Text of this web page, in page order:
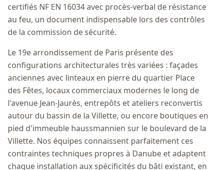
certifiés NF EN 16034 avec procès-verbal de résistance
au feu, un document indispensable lors des contrôles
de la commission de sécurité.
Le 19e arrondissement de Paris présente des
configurations architecturales très variées : façades
anciennes avec linteaux en pierre du quartier Place
des Fêtes, locaux commerciaux modernes le long de
l'avenue Jean-Jaurès, entrepôts et ateliers reconvertis
autour du bassin de la Villette, ou encore boutiques en
pied d'immeuble haussmannien sur le boulevard de la
Villette. Nos équipes connaissent parfaitement ces
contraintes techniques propres à Danube et adaptent
chaque installation aux spécificités du bâti existant, en